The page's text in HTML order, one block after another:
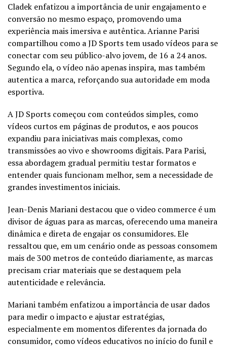
Cladek enfatizou a importância de unir engajamento e
conversão no mesmo espaço, promovendo uma
experiência mais imersiva e autêntica. Arianne Parisi
compartilhou como a JD Sports tem usado vídeos para se
conectar com seu público-alvo jovem, de 16 a 24 anos.
Segundo ela, o vídeo não apenas inspira, mas também
autentica a marca, reforçando sua autoridade em moda
esportiva.
A JD Sports começou com conteúdos simples, como
vídeos curtos em páginas de produtos, e aos poucos
expandiu para iniciativas mais complexas, como
transmissões ao vivo e showrooms digitais. Para Parisi,
essa abordagem gradual permitiu testar formatos e
entender quais funcionam melhor, sem a necessidade de
grandes investimentos iniciais.
Jean-Denis Mariani destacou que o video commerce é um
divisor de águas para as marcas, oferecendo uma maneira
dinâmica e direta de engajar os consumidores. Ele
ressaltou que, em um cenário onde as pessoas consomem
mais de 300 metros de conteúdo diariamente, as marcas
precisam criar materiais que se destaquem pela
autenticidade e relevância.
Mariani também enfatizou a importância de usar dados
para medir o impacto e ajustar estratégias,
especialmente em momentos diferentes da jornada do
consumidor, como vídeos educativos no início do funil e